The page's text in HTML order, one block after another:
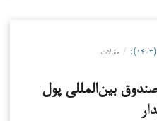
/ مقالات
بین‌المللی پول